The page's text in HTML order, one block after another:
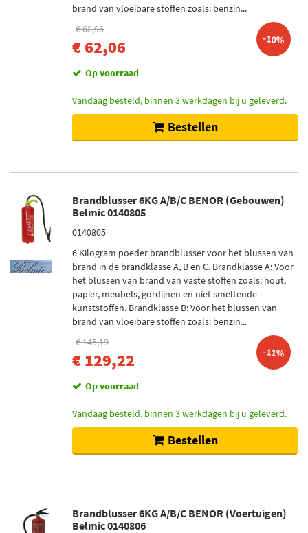
brand van vloeibare stoffen zoals: benzin...
€ 68,96
€ 62,06 -10%
Op voorraad
Vandaag besteld, binnen 3 werkdagen bij u geleverd.
Bestellen
Brandblusser 6KG A/B/C BENOR (Gebouwen)
Belmic 0140805
0140805
6 Kilogram poeder brandblusser voor het blussen van
brand in de brandklasse A, B en C. Brandklasse A: Voor
het blussen van brand van vaste stoffen zoals: hout,
papier, meubels, gordijnen en niet smeltende
kunststoffen. Brandklasse B: Voor het blussen van
brand van vloeibare stoffen zoals: benzin...
€ 145,19
€ 129,22 -11%
Op voorraad
Vandaag besteld, binnen 3 werkdagen bij u geleverd.
Bestellen
Brandblusser 6KG A/B/C BENOR (Voertuigen)
Belmic 0140806